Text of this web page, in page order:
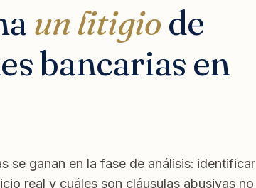
un litigio de
bancarias en
se ganan en la fase de análisis: identificar
real y cuáles son cláusulas abusivas no